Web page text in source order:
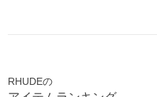
RHUDEの